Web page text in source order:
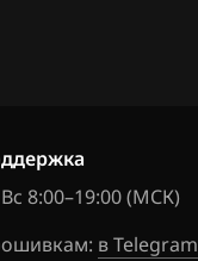
8:00–19:00 (МСК)
в Telegram